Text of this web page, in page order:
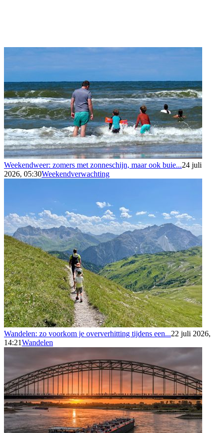
Weekendweer: zomers met zonneschijn, maar ook buie...24 juli
2026, 05:30Weekendverwachting
Wandelen: zo voorkom je oververhitting tijdens een...22 juli 2026,
14:21Wandelen